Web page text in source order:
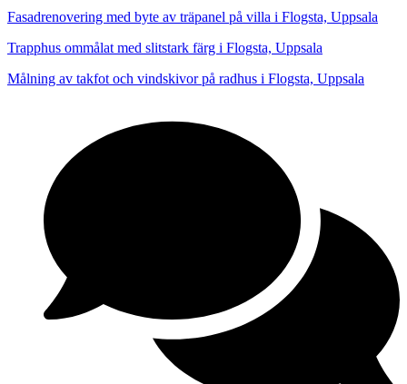
Fasadrenovering med byte av träpanel på villa i Flogsta, Uppsala
Trapphus ommålat med slitstark färg i Flogsta, Uppsala
Målning av takfot och vindskivor på radhus i Flogsta, Uppsala